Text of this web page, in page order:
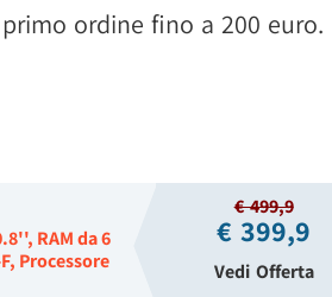
ordine fino a 200 euro.
RAM da 6
Processore
€ 499,9
€ 399,9
Vedi Offerta